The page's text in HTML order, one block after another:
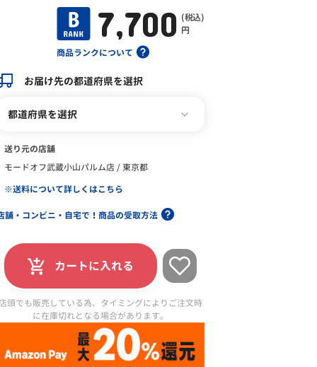
商品ランクについて
7,700 (税込)
円
お届け先の都道府県を選択
都道府県を選択
送り元の店舗
モードオフ武蔵小山パルム店 / 東京都
※送料について詳しくはこちら
舗・コンビニ・自宅で！商品の受取方法
カートに入れる
店頭でも販売している為、タイミングによりご注文時
に在庫切れとなる場合があります。